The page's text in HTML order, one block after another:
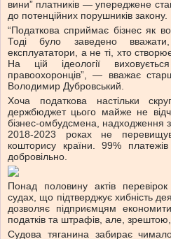
вини” платників — упереджене
до потенційних порушників закону.
“Податкова сприймає бізнес як
Тоді було заведено
експлуататори, а не ті, хто
На цій ідеології
правоохоронців”, — вважає
Володимир Дубровський.
Хоча податкова настільки
держбюджет цього майже не
бізнес-омбудсмена, надходження
2018-2023 роках не
кошторису країни. 99%
добровільно.
Понад половину актів
судах, що підтверджує хибність
дозволяє підприємцям
податків та штрафів, але,
Судова тяганина забирає